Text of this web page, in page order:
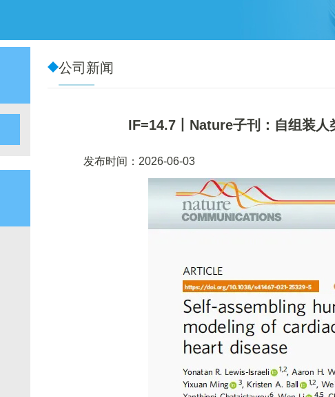
公司新闻
IF=14.7丨Nature子刊：自组装
发布时间：2026-06-03